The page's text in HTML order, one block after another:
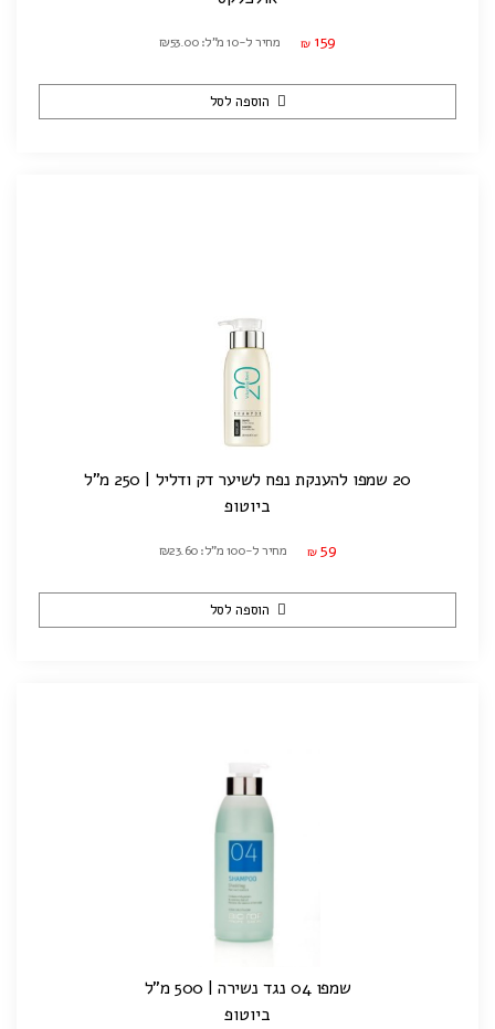
₪ 159 מחיר ל-10 מ"ל: ₪53.00
הוספה לסל
20 שמפו להענקת נפח לשיער דק ודליל | 250 מ"ל
ביוטופ
₪ 59 מחיר ל-100 מ"ל: ₪23.60
הוספה לסל
שמפו 04 נגד נשירה | 500 מ"ל
ביוטופ